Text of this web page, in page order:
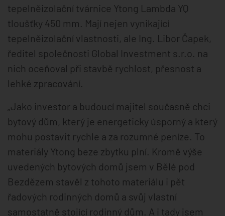
tepelněizolační tvárnice Ytong Lambda YQ
tloušťky 450 mm. Mají nejen vynikající
tepelněizolační vlastnosti, ale Ing. Libor Čapek,
ředitel společnosti Global Investment s.r.o. na
nich oceňoval při stavbě rychlost, přesnost a
lehké zpracování.
„Jako investor a budoucí majitel současně chci
bytový dům, který je energeticky úsporný a který
mohu postavit rychle a za rozumné peníze. To
materiály Ytong beze zbytku plní. Kromě výše
uvedených bytových domů jsem v Bělé pod
Bezdězem stavěl z tohoto materiálu i pět
řadových rodinných domů a svůj vlastní
samostatně stojící rodinný dům. A i tady jsem